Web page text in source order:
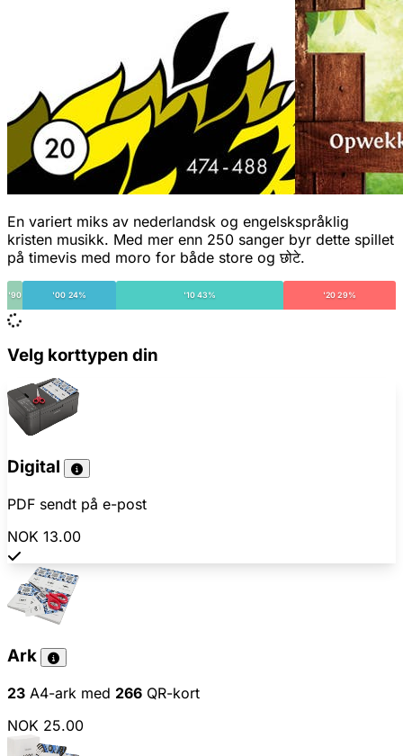
En variert miks av nederlandsk og engelskspråklig
kristen musikk. Med mer enn 250 sanger byr dette spillet
på timevis med moro for både store og छोटे.
'90 '00 24% '10 43% '20 29%
Velg korttypen din
Digital
PDF sendt på e-post
NOK 13.00
Ark
23 A4-ark med 266 QR-kort
NOK 25.00